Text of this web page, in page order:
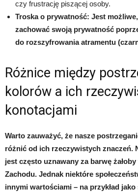
czy frustrację piszącej osoby.
Troska o prywatność: Jest
zachować swoją prywatność
do rozszyfrowania atramentu
Różnice między
kolorów a ich
konotacjami
Warto zauważyć, że nasze
różnić od ich rzeczywistych znaczeń.
jest często uznawany za barwę
Zachodu. Jednak niektóre
innymi wartościami – na przykład